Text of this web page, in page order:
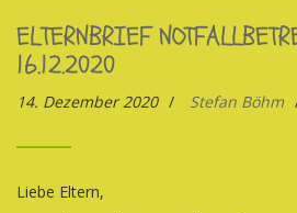
ELTERNBRIEF
16.12.2020
14. Dezember 2020 / Stefan Böhm
Liebe Eltern,